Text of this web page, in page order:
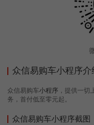
众信易购车小程序介
众信易购车小程序 ，提供一
务，首付低至零元起。
众信易购车小程序截图